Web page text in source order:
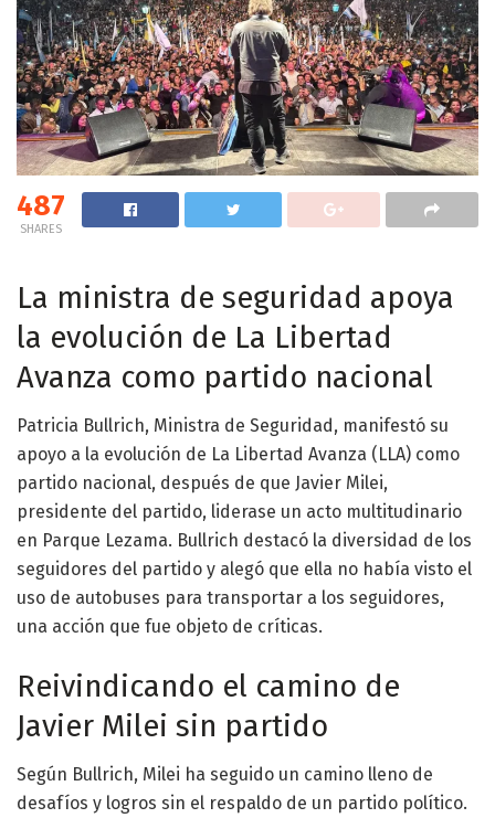
487
SHARES
La ministra de seguridad apoya
la evolución de La Libertad
Avanza como partido nacional
Patricia Bullrich, Ministra de Seguridad, manifestó su
apoyo a la evolución de La Libertad Avanza (LLA) como
partido nacional, después de que Javier Milei,
presidente del partido, liderase un acto multitudinario
en Parque Lezama. Bullrich destacó la diversidad de los
seguidores del partido y alegó que ella no había visto el
uso de autobuses para transportar a los seguidores,
una acción que fue objeto de críticas.
Reivindicando el camino de
Javier Milei sin partido
Según Bullrich, Milei ha seguido un camino lleno de
desafíos y logros sin el respaldo de un partido político.